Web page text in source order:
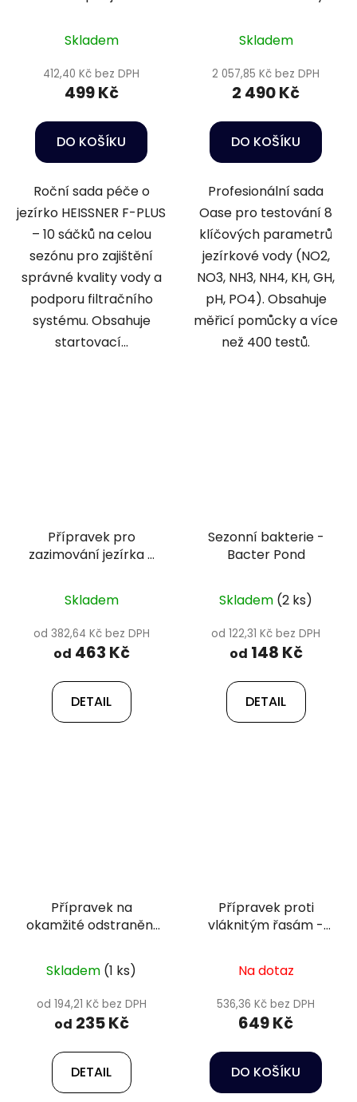
Skladem
412,40 Kč bez DPH
499 Kč
DO KOŠÍKU
Roční sada péče o
jezírko HEISSNER F-PLUS
– 10 sáčků na celou
sezónu pro zajištění
správné kvality vody a
podporu filtračního
systému. Obsahuje
startovací...
Set
Skladem
2 057,85 Kč bez DPH
2 490 Kč
DO KOŠÍKU
Profesionální sada
Oase pro testování 8
klíčových parametrů
jezírkové vody (NO2,
NO3, NH3, NH4, KH, GH,
pH, PO4). Obsahuje
měřicí pomůcky a více
než 400 testů.
Přípravek pro
zazimování jezírka -
Skladem
od 382,64 Kč bez DPH
od 463 Kč
DETAIL
Sezonní bakterie -
Bacter Pond
Skladem (2 ks)
od 122,31 Kč bez DPH
od 148 Kč
DETAIL
Přípravek na
okamžité odstranění
Skladem (1 ks)
od 194,21 Kč bez DPH
od 235 Kč
DETAIL
Přípravek proti
vláknitým řasám -
Na dotaz
536,36 Kč bez DPH
649 Kč
DO KOŠÍKU